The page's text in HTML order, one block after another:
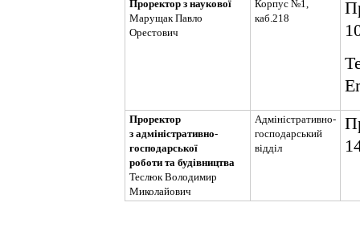
Проректор з наукової
Марущак Павло
Орестович
Корпус №1,
каб.218
Проректор
з адміністративно-
господарської
роботи та будівництва
Теслюк Володимир
Миколайович
Адміністративно-
господарський
відділ